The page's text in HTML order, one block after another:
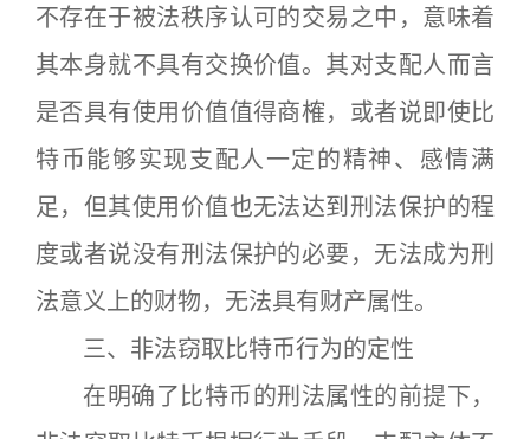
不存在于被法秩序认可的交易之中，意味着
其本身就不具有交换价值。其对支配人而言
是否具有使用价值值得商榷，或者说即使比
特币能够实现支配人一定的精神、感情满
足，但其使用价值也无法达到刑法保护的程
度或者说没有刑法保护的必要，无法成为刑
法意义上的财物，无法具有财产属性。
三、非法窃取比特币行为的定性
在明确了比特币的刑法属性的前提下，